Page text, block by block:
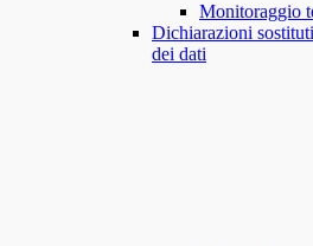
Monitoraggio
Dichiarazioni
dei dati